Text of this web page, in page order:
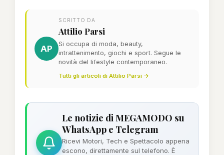
AP
SCRITTO DA
Attilio Parsi
Si occupa di moda, beauty,
intrattenimento, giochi e sport. Segue le
novità del lifestyle contemporaneo.
Tutti gli articoli di Attilio Parsi →
Le notizie di MEGAMODO su
WhatsApp e Telegram
Ricevi Motori, Tech e Spettacolo appena
escono, direttamente sul telefono. È